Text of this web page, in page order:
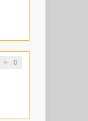
0